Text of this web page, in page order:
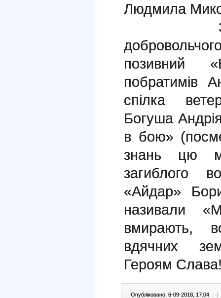
Людмила
За
позивний
побратимів
спілка
Богуша
в бою»
знань цю
загиблого
«Айдар»
називали
вмирають,
вдячних
Героям
Опубліковано: 6-09-2018, 17:04 |